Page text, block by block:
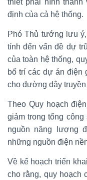
định của cả hệ thống.
Phó Thủ tướng lưu
tính đến vấn đề dự
của toàn hệ thống,
bố trí các dự án điện
cho đường dây truyền
Theo Quy hoạch
giảm trong tổng
nguồn năng lượng
những nguồn điện
Về kế hoạch triển
cho rằng, quy hoạch